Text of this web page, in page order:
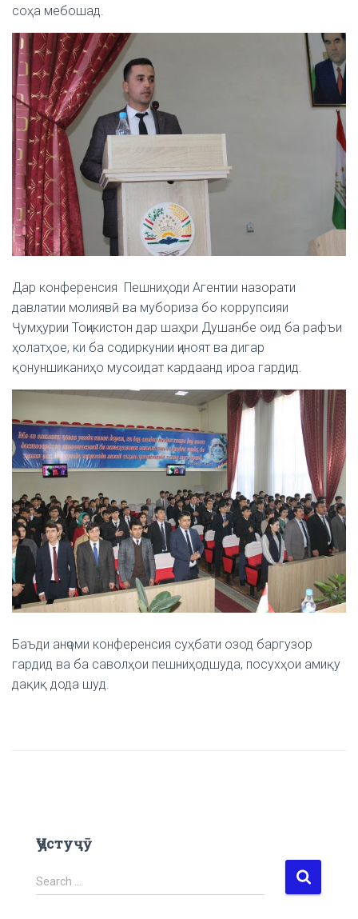
соҳа мебошад.
Дар конференсия Пешниҳоди Агентии назорати
давлатии молиявӣ ва мубориза бо коррупсияи
Ҷумҳурии Тоҷикистон дар шаҳри Душанбе оид ба рафъи
ҳолатҳое, ки ба содиркунии ҷиноят ва дигар
қонуншиканиҳо мусоидат кардаанд ироа гардид.
Баъди анҷоми конференсия суҳбати озод баргузор
гардид ва ба саволҳои пешниҳодшуда, посухҳои амиқу
дақиқ дода шуд.
Ҷустуҷӯ
S
e
Search …